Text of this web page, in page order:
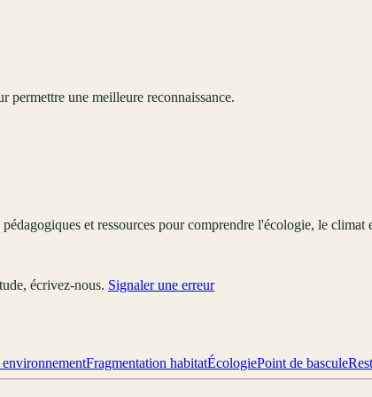
permettre une meilleure reconnaissance.
et ressources pour comprendre l'écologie, le climat
écrivez-nous. Signaler une erreur
Fragmentation habitatÉcologiePoint de bascule